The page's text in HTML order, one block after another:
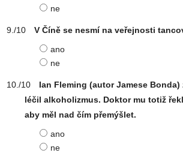
ne
V Číně se nesmí na veřejnosti
ano
ne
Ian Fleming (autor Jamese
léčil alkoholizmus. Doktor mu totiž
aby měl nad čím přemýšlet.
ano
ne